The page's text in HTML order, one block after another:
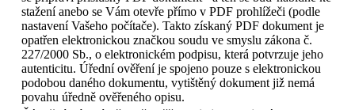
stažení anebo se Vám otevře přímo v PDF prohlížeči (podle
nastavení Vašeho počítače). Takto získaný PDF dokument je
opatřen elektronickou značkou soudu ve smyslu zákona č.
227/2000 Sb., o elektronickém podpisu, která potvrzuje jeho
autenticitu. Úřední ověření je spojeno pouze s elektronickou
podobou daného dokumentu, vytištěný dokument již nemá
povahu úředně ověřeného opisu.